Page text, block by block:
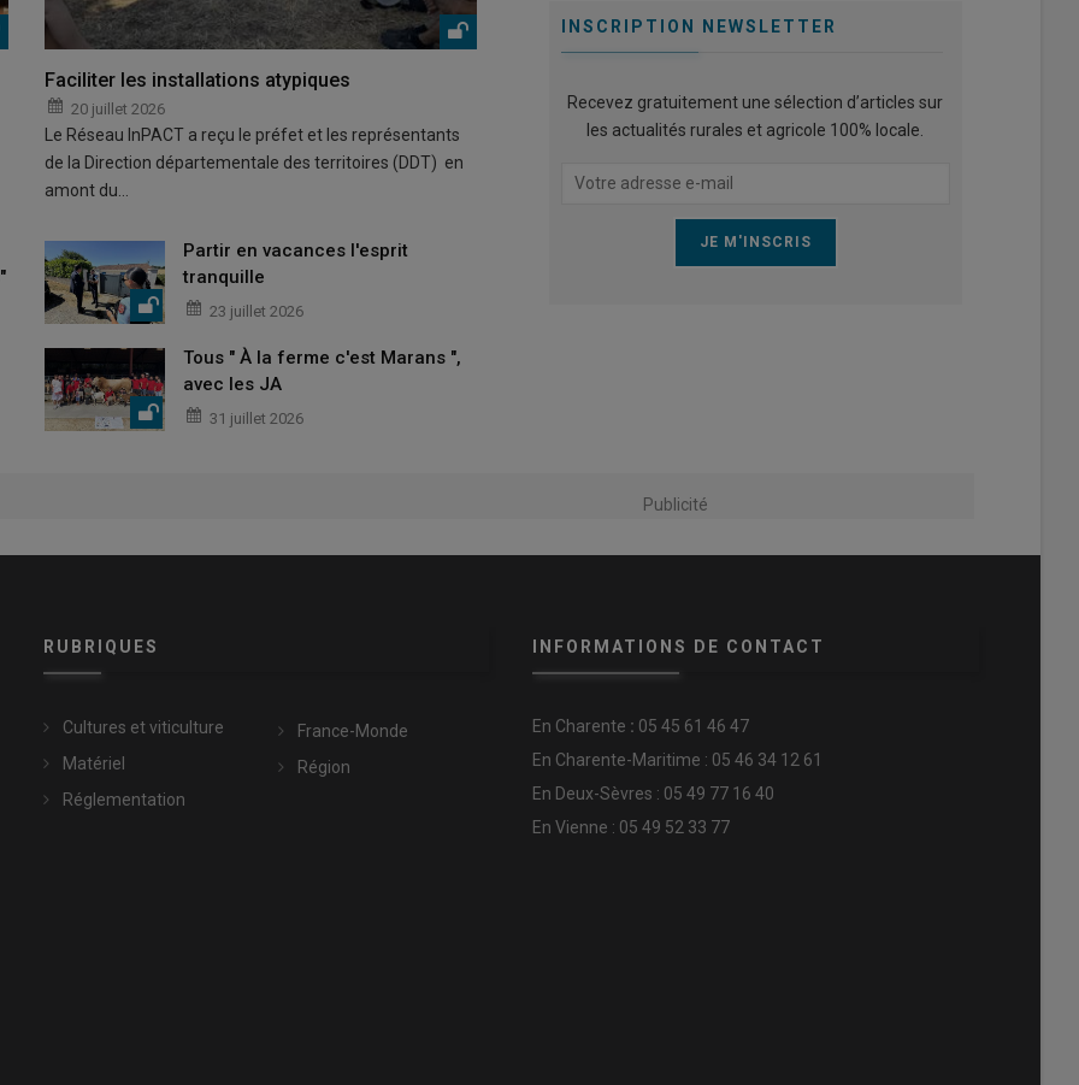
Faciliter les installations atypiques
20 juillet 2026
Le Réseau InPACT a reçu le préfet et les représentants
de la Direction départementale des territoires (DDT) en
amont du…
Partir en vacances l'esprit
tranquille
23 juillet 2026
Tous " À la ferme c'est Marans ",
avec les JA
31 juillet 2026
INSCRIPTION NEWSLETTER
Recevez gratuitement une sélection d’articles sur
les actualités rurales et agricole 100% locale.
Publicité
RUBRIQUES
Cultures et viticulture
Matériel
Réglementation
France-Monde
Région
INFORMATIONS DE CONTACT
En Charente : 05 45 61 46 47
En Charente-Maritime : 05 46 34 12 61
En Deux-Sèvres : 05 49 77 16 40
En Vienne : 05 49 52 33 77